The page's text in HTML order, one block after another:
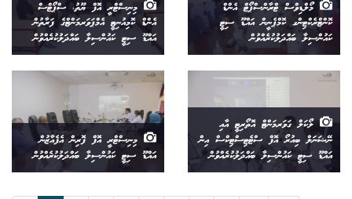
މޯލްޑިވްސް ޓްރާންސްޕޯޓް އެންޑް
ކޮންޓްރެކްޓިންގ ކޮމްޕެނީން އައްޑޫ ސިޓީ
ކައުންސިލާ ބައްދަލުކުރެއްވުން
މިނިސްޓްރީ އޮފް ޔޫތު، ސްޕޯޓްސް
އެންޑް ކޮމިއުނިޓީ އެމްޕަވަރމަންޓްގެ ފަރާތުން
އައްޑޫ ސިޓީ ކައުންސިލާ ބައްދަލުކުރެއްވުން
ލޯކަލް ގަވަރމަންޓް އޮތޯރިޓީ އާއި
ނޭޝަނަލް ބިއުރޯ އޮފް ސްޓެޓިސްޓިކްސް އިން
އައްޑޫ ސިޓީ ކައުންސިލާ ބައްދަލުކުރެއްވުން
މިނިސްޓްރީ އޮފް ފޮރިން އެފެއާޒުން
އައްޑޫ ސިޓީ ކައުންސިލާ ބައްދަލުކުރެއްވުން